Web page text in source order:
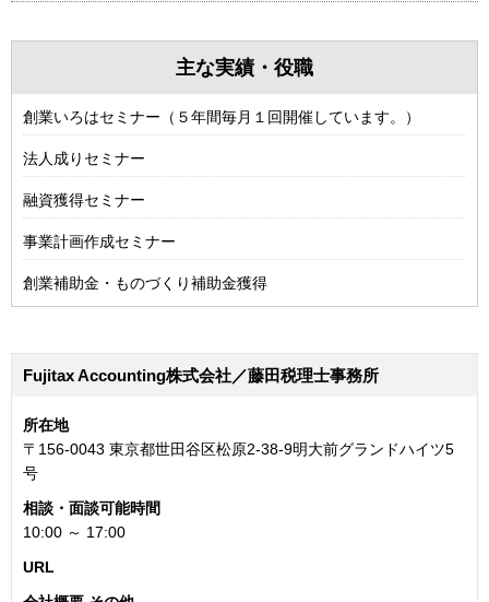
主な実績・役職
創業いろはセミナー（５年間毎月１回開催しています。）
法人成りセミナー
融資獲得セミナー
事業計画作成セミナー
創業補助金・ものづくり補助金獲得
Fujitax Accounting株式会社／藤田税理士事務所
所在地
〒156-0043 東京都世田谷区松原2-38-9明大前グランドハイツ5
号
相談・面談可能時間
10:00 ～ 17:00
URL